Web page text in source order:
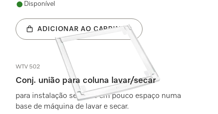
Disponível
ADICIONAR AO CARRINHO
WTV 502
Conj. união para coluna lavar/secar
para instalação segura e em pouco espaço numa
base de máquina de lavar e secar.